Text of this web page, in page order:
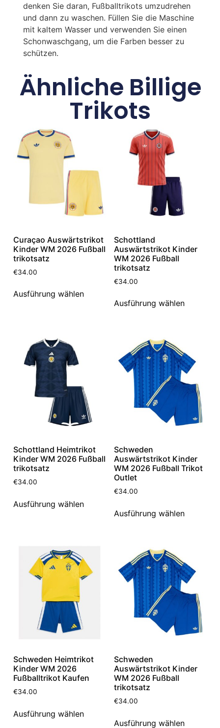
denken Sie daran, Fußballtrikots umzudrehen
und dann zu waschen. Füllen Sie die Maschine
mit kaltem Wasser und verwenden Sie einen
Schonwaschgang, um die Farben besser zu
schützen.
Ähnliche Billige
Trikots
Curaçao Auswärtstrikot
Kinder WM 2026 Fußball
trikotsatz
€34.00
Ausführung wählen
Schottland
Auswärtstrikot Kinder
WM 2026 Fußball
trikotsatz
€34.00
Ausführung wählen
Schottland Heimtrikot
Kinder WM 2026 Fußball
trikotsatz
€34.00
Ausführung wählen
Schweden
Auswärtstrikot Kinder
WM 2026 Fußball Trikot
Outlet
€34.00
Ausführung wählen
Schweden Heimtrikot
Kinder WM 2026
Fußballtrikot Kaufen
€34.00
Ausführung wählen
Schweden
Auswärtstrikot Kinder
WM 2026 Fußball
trikotsatz
€34.00
Ausführung wählen